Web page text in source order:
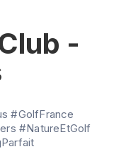
-
#GolfFrance
#NatureEtGolf